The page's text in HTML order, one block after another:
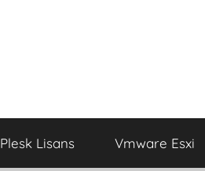
Plesk Lisans Vmware Esxi